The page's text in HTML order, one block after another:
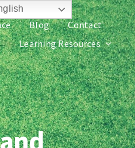
Blog
Contact
Learning Resources